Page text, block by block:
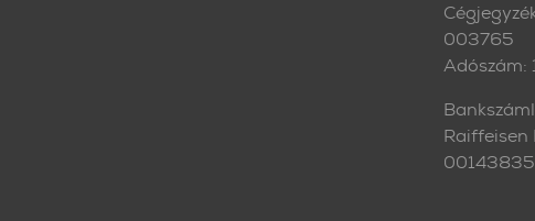
003765